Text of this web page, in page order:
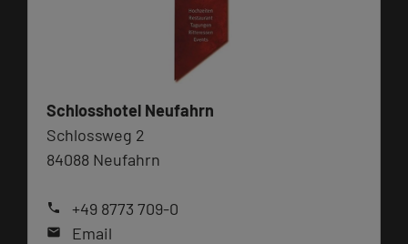
Schlosshotel Neufahrn
Schlossweg 2
84088 Neufahrn
phone +49 8773 709-0
mail Email